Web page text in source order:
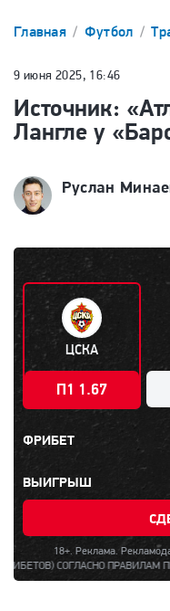
Главная Футбол
9 июня 2025, 16:46
Источник:
Лангле у
Руслан
ЦСКА
П1 1.67
ФРИБЕТ
ВЫИГРЫШ
18+. Реклама.
ПРАВИЛАМ